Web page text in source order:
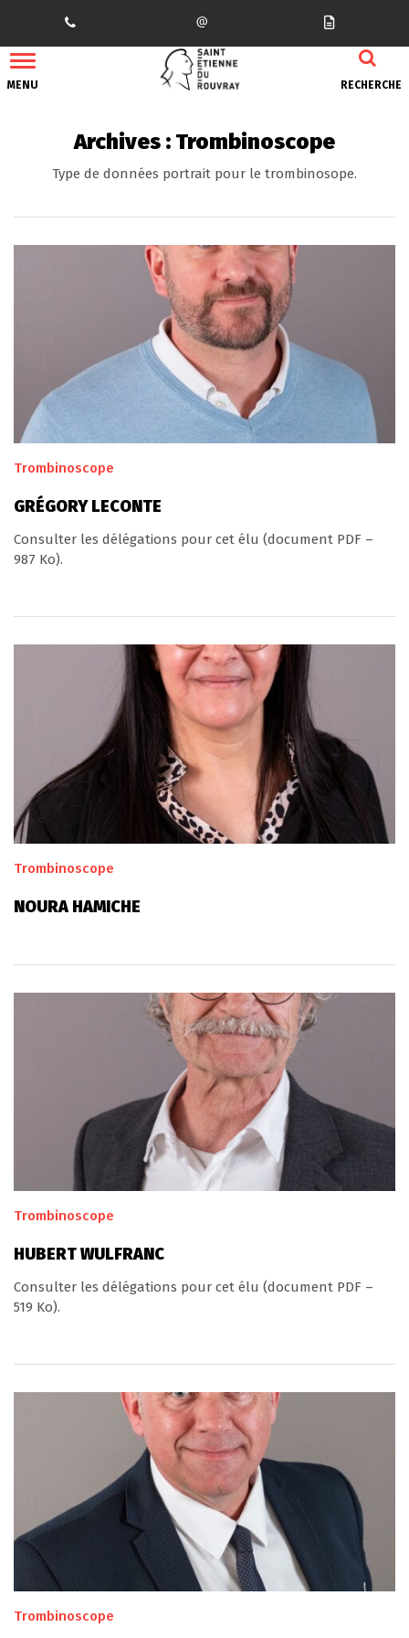
MENU RECHERCHE
Archives : Trombinoscope
Type de données portrait pour le trombinosope.
Trombinoscope
GRÉGORY LECONTE
Consulter les délégations pour cet élu (document PDF –
987 Ko).
Trombinoscope
NOURA HAMICHE
Trombinoscope
HUBERT WULFRANC
Consulter les délégations pour cet élu (document PDF –
519 Ko).
Trombinoscope